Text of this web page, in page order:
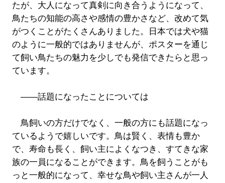
たが、大人になって真剣に向き合うようになって、
鳥たちの知能の高さや感情の豊かさなど、改めて気
がつくことがたくさんありました。日本では犬や猫
のように一般的ではありませんが、ポスターを通じ
て飼い鳥たちの魅力を少しでも発信できたらと思っ
ています。
――話題になったことについては
鳥飼いの方だけでなく、一般の方にも話題になっ
ているようで嬉しいです。鳥は賢く、表情も豊か
で、寿命も長く、飼い主によくなつき、すてきな家
族の一員になることができます。鳥を飼うことがも
っと一般的になって、幸せな鳥や飼い主さんが一人